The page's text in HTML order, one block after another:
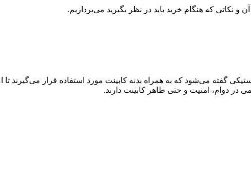
و نکاتی که هنگام خرید باید در نظر بگیرید می‌پردازیم.
گفته می‌شود که به همراه بدنه کابینت مورد استفاده قرار می‌گیرند
در دوام، امنیت و حتی ظاهر کابینت دارند.